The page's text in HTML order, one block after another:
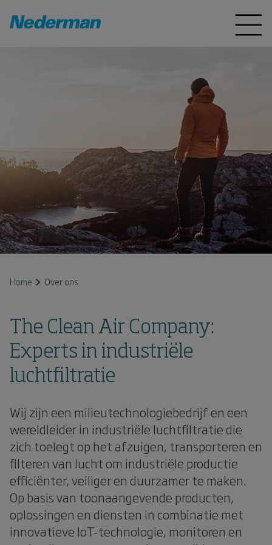
Home Over ons
The Clean Air Company:
Experts in industriële
luchtfiltratie
Wij zijn een milieutechnologiebedrijf en een
wereldleider in industriële luchtfiltratie die
zich toelegt op het afzuigen, transporteren en
filteren van lucht om industriële productie
efficiënter, veiliger en duurzamer te maken.
Op basis van toonaangevende producten,
oplossingen en diensten in combinatie met
innovatieve IoT-technologie, monitoren en